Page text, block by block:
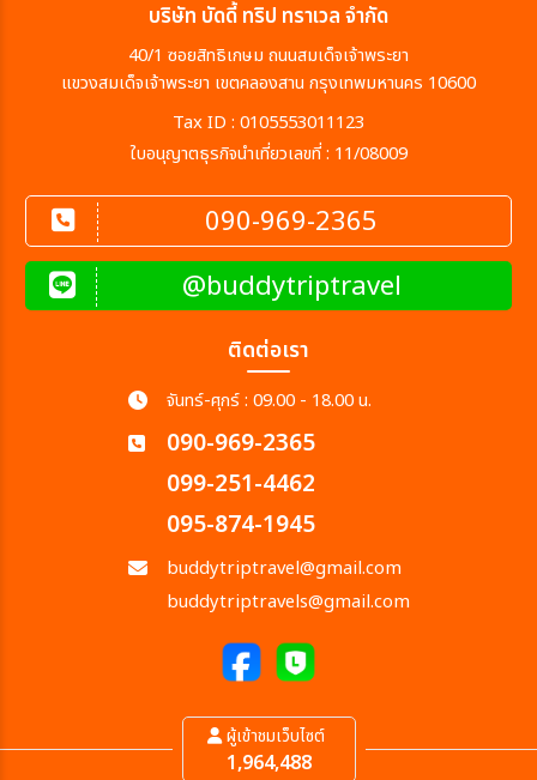
บริษัท บัดดี้ ทริป ทราเวล จำกัด
40/1 ซอยสิทธิเกษม ถนนสมเด็จเจ้าพระยา
แขวงสมเด็จเจ้าพระยา เขตคลองสาน กรุงเทพมหานคร 10600
Tax ID : 0105553011123
ใบอนุญาตธุรกิจนำเที่ยวเลขที่ : 11/08009
090-969-2365
@buddytriptravel
ติดต่อเรา
จันทร์-ศุกร์ : 09.00 - 18.00 น.
090-969-2365
099-251-4462
095-874-1945
buddytriptravel@gmail.com
buddytriptravels@gmail.com
ผู้เข้าชมเว็บไซต์
1,964,488